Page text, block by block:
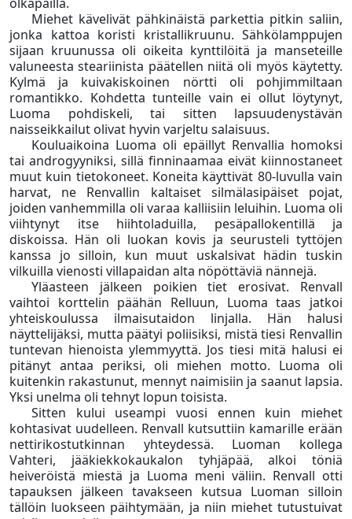
Miehet kävelivät pähkinäistä parkettia pitkin saliin,
jonka kattoa koristi kristallikruunu. Sähkölamppujen
sijaan kruunussa oli oikeita kynttilöitä ja manseteille
valuneesta steariinista päätellen niitä oli myös käytetty.
Kylmä ja kuivakiskoinen nörtti oli pohjimmiltaan
romantikko. Kohdetta tunteille vain ei ollut löytynyt,
Luoma pohdiskeli, tai sitten lapsuudenystävän
naisseikkailut olivat hyvin varjeltu salaisuus.
Kouluaikoina Luoma oli epäillyt Renvallia homoksi
tai androgyyniksi, sillä finninaamaa eivät kiinnostaneet
muut kuin tietokoneet. Koneita käyttivät 80-luvulla vain
harvat, ne Renvallin kaltaiset silmälasipäiset pojat,
joiden vanhemmilla oli varaa kalliisiin leluihin. Luoma oli
viihtynyt itse hiihtoladuilla, pesäpallokentillä ja
diskoissa. Hän oli luokan kovis ja seurusteli tyttöjen
kanssa jo silloin, kun muut uskalsivat hädin tuskin
vilkuilla vienosti villapaidan alta nöpöttäviä nännejä.
Yläasteen jälkeen poikien tiet erosivat. Renvall
vaihtoi korttelin päähän Relluun, Luoma taas jatkoi
yhteiskoulussa ilmaisutaidon linjalla. Hän halusi
näyttelijäksi, mutta päätyi poliisiksi, mistä tiesi Renvallin
tuntevan hienoista ylemmyyttä. Jos tiesi mitä halusi ei
pitänyt antaa periksi, oli miehen motto. Luoma oli
kuitenkin rakastunut, mennyt naimisiin ja saanut lapsia.
Yksi unelma oli tehnyt lopun toisista.
Sitten kului useampi vuosi ennen kuin miehet
kohtasivat uudelleen. Renvall kutsuttiin kamarille erään
nettirikostutkinnan yhteydessä. Luoman kollega
Vahteri, jääkiekkokaukalon tyhjäpää, alkoi töniä
heiveröistä miestä ja Luoma meni väliin. Renvall otti
tapauksen jälkeen tavakseen kutsua Luoman silloin
tällöin luokseen päihtymään, ja niin miehet tutustuivat